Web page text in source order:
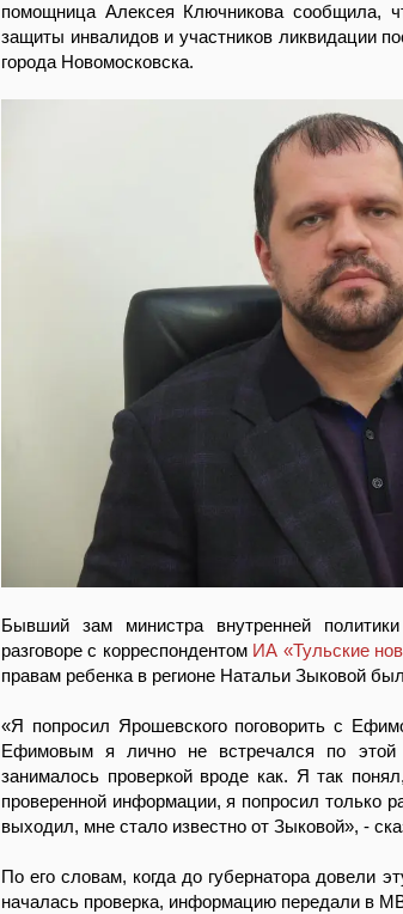
помощница Алексея Ключникова сообщила,
защиты инвалидов и участников ликвидации
города Новомосковска.
Бывший зам министра внутренней
разговоре с корреспондентом ИА «Тульские
правам ребенка в регионе Натальи Зыковой
«Я попросил Ярошевского поговорить с
Ефимовым я лично не встречался по
занималось проверкой вроде как. Я так
проверенной информации, я попросил только
выходил, мне стало известно от Зыковой», -
По его словам, когда до губернатора довели
началась проверка, информацию передали в